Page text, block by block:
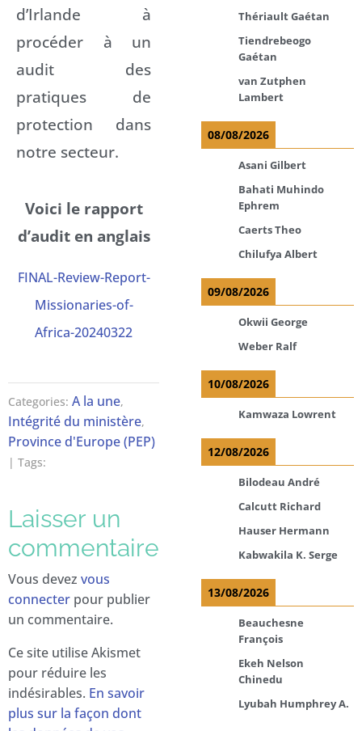
d’Irlande à
procéder à un
audit des
pratiques de
protection dans
notre secteur.
Voici le rapport
d’audit en anglais
FINAL-Review-Report-
Missionaries-of-
Africa-20240322
Categories: A la une,
Intégrité du ministère,
Province d'Europe (PEP)
| Tags:
Laisser un
commentaire
Vous devez vous
connecter pour publier
un commentaire.
Ce site utilise Akismet
pour réduire les
indésirables. En savoir
plus sur la façon dont
Thériault Gaétan
Tiendrebeogo
Gaétan
van Zutphen
Lambert
08/08/2026
Asani Gilbert
Bahati Muhindo
Ephrem
Caerts Theo
Chilufya Albert
09/08/2026
Okwii George
Weber Ralf
10/08/2026
Kamwaza Lowrent
12/08/2026
Bilodeau André
Calcutt Richard
Hauser Hermann
Kabwakila K. Serge
13/08/2026
Beauchesne
François
Ekeh Nelson
Chinedu
Lyubah Humphrey A.